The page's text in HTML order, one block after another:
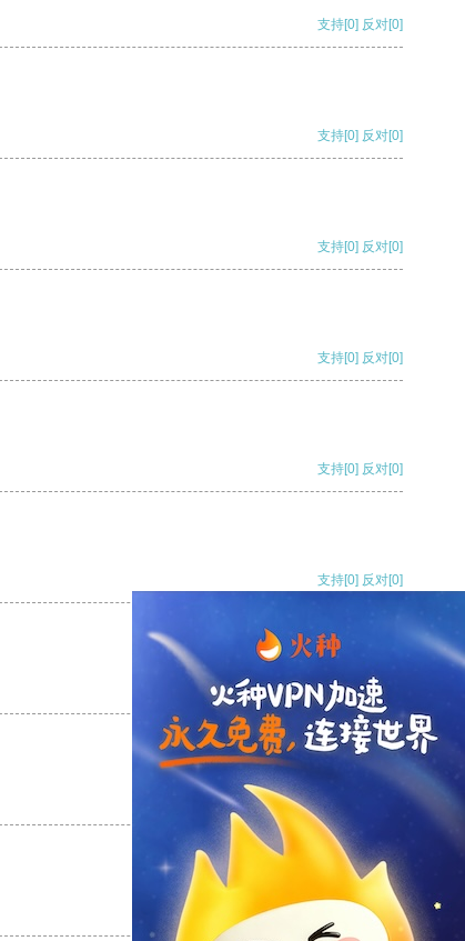
支持[0] 反对[0]
支持[0] 反对[0]
支持[0] 反对[0]
支持[0] 反对[0]
支持[0] 反对[0]
支持[0] 反对[0]
支持[0] 反对
支持
反对 [0]